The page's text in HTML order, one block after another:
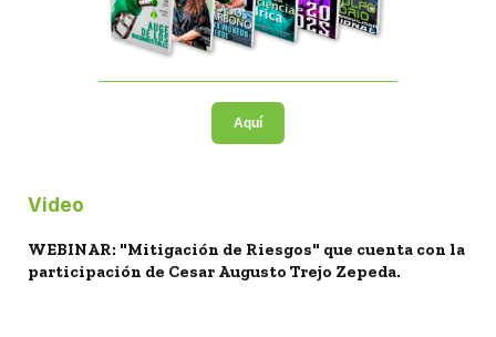
Aquí
Video
WEBINAR: "Mitigación de Riesgos" que cuenta con la
participación de Cesar Augusto Trejo Zepeda.